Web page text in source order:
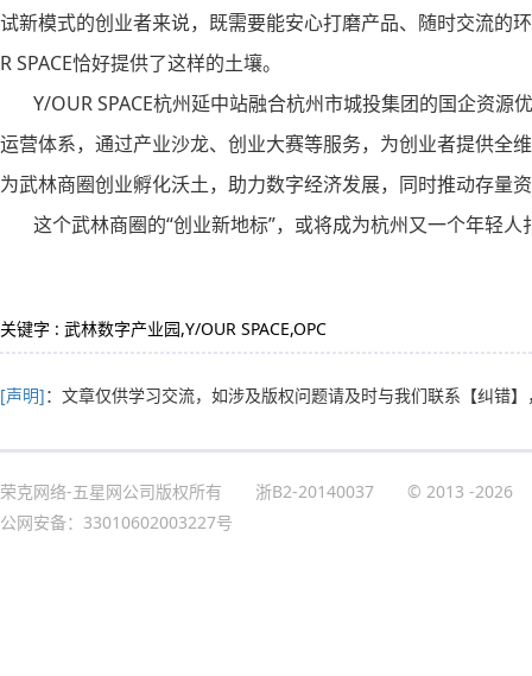
试新模式的创业者来说，既需要能安心打磨产品、随时交流的
R SPACE恰好提供了这样的土壤。
Y/OUR SPACE杭州延中站融合杭州市城投集团的国企资源
运营体系，通过产业沙龙、创业大赛等服务，为创业者提供全
为武林商圈创业孵化沃土，助力数字经济发展，同时推动存量
这个武林商圈的“创业新地标”，或将成为杭州又一个年轻人
关键字 : 武林数字产业园,Y/OUR SPACE,OPC
[声明]：文章仅供学习交流，如涉及版权问题请及时与我们联系 【纠错】
荣克网络-五星网公司版权所有 浙B2-20140037 © 2013 -2026
公网安备：33010602003227号